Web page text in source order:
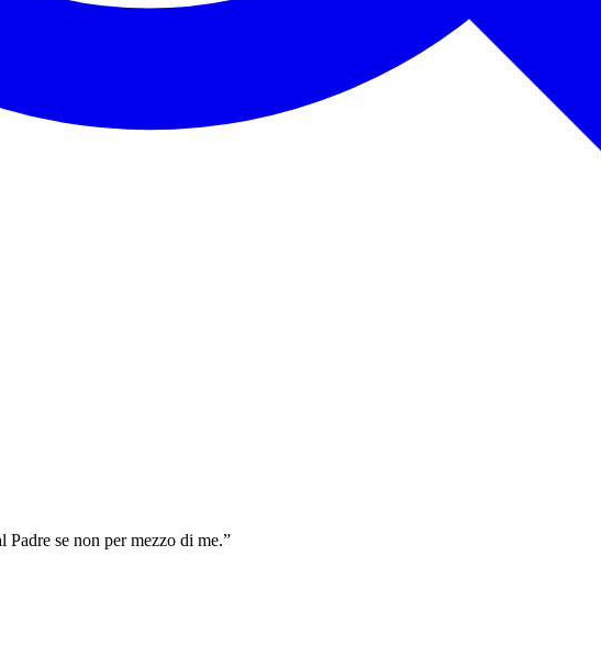
se non per mezzo di me.”